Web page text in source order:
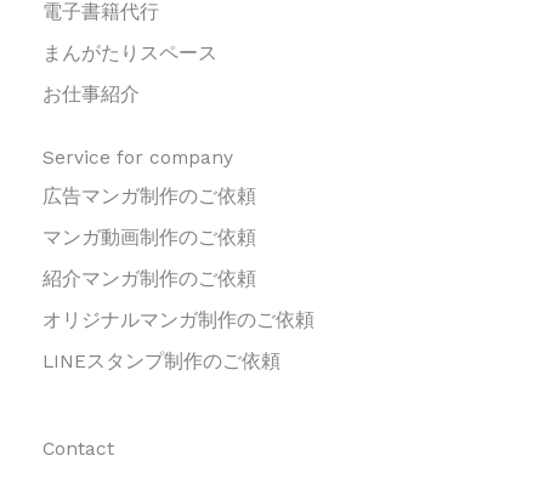
電子書籍代行
まんがたりスペース
お仕事紹介
Service for company
広告マンガ制作のご依頼
マンガ動画制作のご依頼
紹介マンガ制作のご依頼
オリジナルマンガ制作のご依頼
LINEスタンプ制作のご依頼
Contact